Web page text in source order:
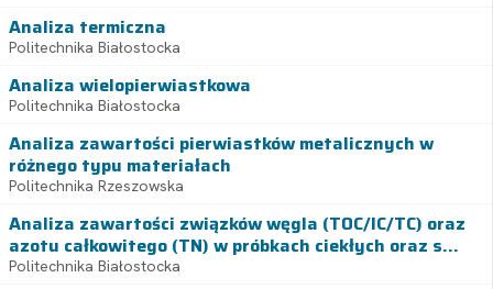
Analiza termiczna
Politechnika Białostocka
Analiza wielopierwiastkowa
Politechnika Białostocka
Analiza zawartości pierwiastków metalicznych w
różnego typu materiałach
Politechnika Rzeszowska
Analiza zawartości związków węgla (TOC/IC/TC) oraz
azotu całkowitego (TN) w próbkach ciekłych oraz s...
Politechnika Białostocka